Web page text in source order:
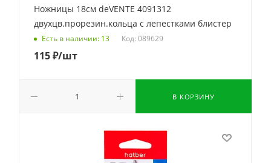
Ножницы 18см deVENTE 4091312
двухцв.прорезин.кольца с лепестками блистер
Есть в наличии: 13 Код: 089629
115₽/шт
В КОРЗИНУ